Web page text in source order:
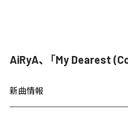
AiRyA、「My Dearest
新曲情報